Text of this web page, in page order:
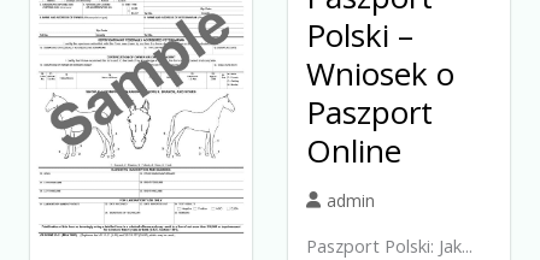
Polski –
Wniosek o
Paszport
Online
admin
Paszport Polski: Jak...